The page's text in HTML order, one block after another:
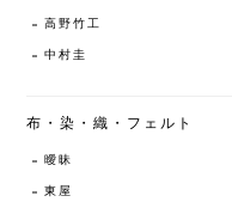
高野竹工
中村圭
布・染・織・フェルト
曖昧
東屋